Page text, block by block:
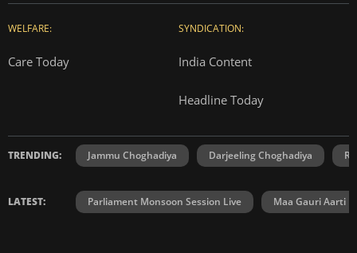
WELFARE:
Care Today
SYNDICATION:
India Content
Headline Today
TRENDING: Jammu Choghadiya Darjeeling Choghadiya
LATEST: Parliament Monsoon Session Live Maa Gauri Aarti